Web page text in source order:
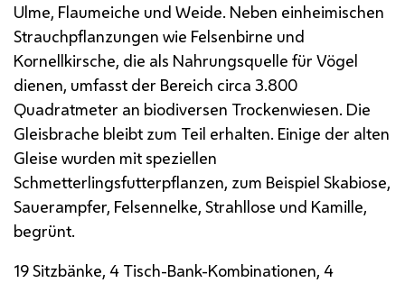
Ulme, Flaumeiche und Weide. Neben einheimischen
Strauchpflanzungen wie Felsenbirne und
Kornellkirsche, die als Nahrungsquelle für Vögel
dienen, umfasst der Bereich circa 3.800
Quadratmeter an biodiversen Trockenwiesen. Die
Gleisbrache bleibt zum Teil erhalten. Einige der alten
Gleise wurden mit speziellen
Schmetterlingsfutterpflanzen, zum Beispiel Skabiose,
Sauerampfer, Felsennelke, Strahllose und Kamille,
begrünt.
19 Sitzbänke, 4 Tisch-Bank-Kombinationen, 4